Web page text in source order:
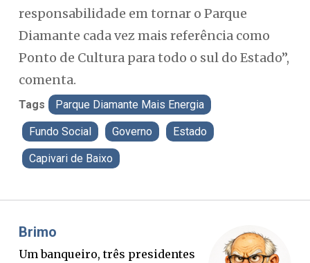
responsabilidade em tornar o Parque
Diamante cada vez mais referência como
Ponto de Cultura para todo o sul do Estado”,
comenta.
Tags Parque Diamante Mais Energia
Fundo Social Governo Estado
Capivari de Baixo
Misael Elias
O Boato corre mais rápido que a